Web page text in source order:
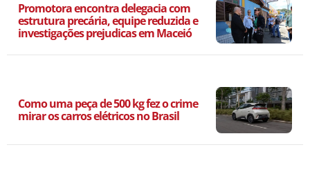
Promotora encontra delegacia com
estrutura precária, equipe reduzida e
investigações prejudicas em Maceió
Como uma peça de 500 kg fez o crime
mirar os carros elétricos no Brasil